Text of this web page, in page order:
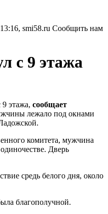
smi58.ru Сообщить нам
с 9 этажа
этажа, сообщает
лежало под окнами
комитета, мужчина
Дверь
средь белого дня, около
благополучной.